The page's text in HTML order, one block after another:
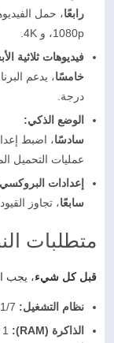
رابعًا
1080p، و 4K.
فيديوهات ثلاثية الأبعاد
خامسًا
درجة.
الوضع الذكي:
سادسًا، اضبط
عمليات التحميل
إعدادات
سابعًا، تجاوز
متطلبات
قبل كل شيء، يجب
نظام التشغيل:
الذاكرة (RAM):